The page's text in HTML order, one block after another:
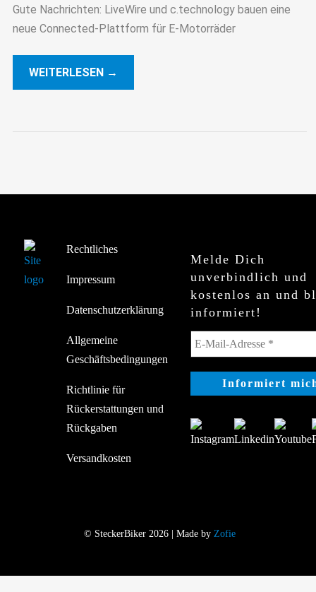
Gute Nachrichten: LiveWire und c.technology bauen eine
neue Connected-Plattform für E-Motorräder
WEITERLESEN →
Rechtliches
Impressum
Datenschutzerklärung
Allgemeine
Geschäftsbedingungen
Richtlinie für
Rückerstattungen und
Rückgaben
Versandkosten
Melde Dich
unverbindlich und
kostenlos an und
informiert!
© SteckerBiker 2026 | Made by Zofie